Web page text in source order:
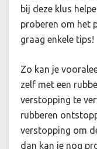
bij deze klus
proberen om het
graag enkele tips!
Zo kan je
zelf met een
verstopping te
rubberen
verstopping om
dan kan je nog